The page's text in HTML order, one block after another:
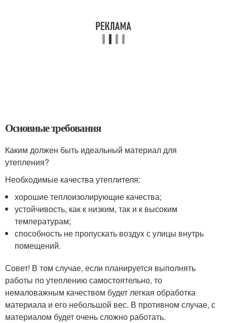
Основные требования
Каким должен быть идеальный материал для
утепления?
Необходимые качества утеплителя:
хорошие теплоизолирующие качества;
устойчивость, как к низким, так и к высоким
температурам;
способность не пропускать воздух с улицы внутрь
помещений.
Совет! В том случае, если планируется выполнять
работы по утеплению самостоятельно, то
немаловажным качеством будет легкая обработка
материала и его небольшой вес. В противном случае, с
материалом будет очень сложно работать.